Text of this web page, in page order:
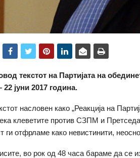
текстот на Партијата на
22 јуни 2017 година.
насловен како „Реакција на
клеветите против СЗПМ и
ги отфрламе како невистинити,
во рок од 48 часа бараме да се